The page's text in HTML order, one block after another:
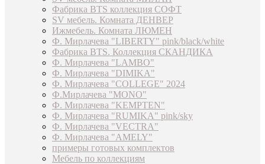
Фабрика BTS коллекция СОФТ
SV мебель. Комната ДЕНВЕР
Ижмебель. Комната ЛЮМЕН
Ф. Мирлачева "LIBERTY" pink/black/white
Фабрика BTS. Коллекция СКАНДИКА
Ф. Мирлачева "LAMBO"
Ф. Мирлачева "DIMIKA"
Ф. Мирлачева "COLLEGE" 2024
Ф.Мирлачева "MONO"
Ф. Мирлачева "KEMPTEN"
Ф. Мирлачева "RUMIKA" pink/sky
Ф. Мирлачева "VECTRA"
Ф. Мирлачева "AMELY"
примеры готовых комплектов
Мебель по коллекциям